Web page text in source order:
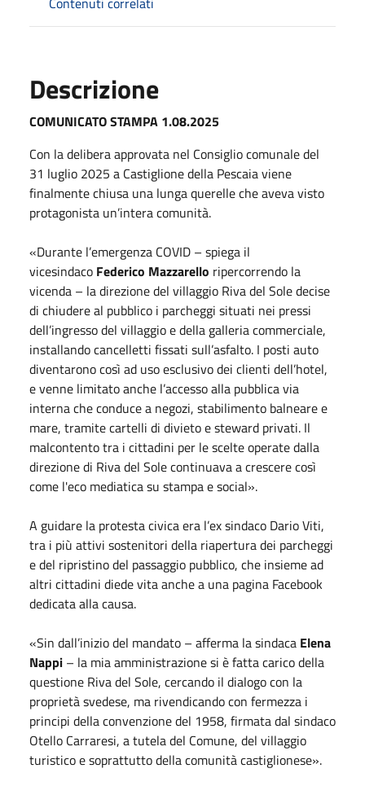
Descrizione
COMUNICATO STAMPA 1.08.2025
Con la delibera approvata nel Consiglio comunale del
31 luglio 2025 a Castiglione della Pescaia viene
finalmente chiusa una lunga querelle che aveva visto
protagonista un’intera comunità.
«Durante l’emergenza COVID – spiega il
vicesindaco Federico Mazzarello ripercorrendo la
vicenda – la direzione del villaggio Riva del Sole decise
di chiudere al pubblico i parcheggi situati nei pressi
dell’ingresso del villaggio e della galleria commerciale,
installando cancelletti fissati sull’asfalto. I posti auto
diventarono così ad uso esclusivo dei clienti dell’hotel,
e venne limitato anche l’accesso alla pubblica via
interna che conduce a negozi, stabilimento balneare e
mare, tramite cartelli di divieto e steward privati. Il
malcontento tra i cittadini per le scelte operate dalla
direzione di Riva del Sole continuava a crescere così
come l'eco mediatica su stampa e social».
A guidare la protesta civica era l’ex sindaco Dario Viti,
tra i più attivi sostenitori della riapertura dei parcheggi
e del ripristino del passaggio pubblico, che insieme ad
altri cittadini diede vita anche a una pagina Facebook
dedicata alla causa.
«Sin dall’inizio del mandato – afferma la sindaca Elena
Nappi – la mia amministrazione si è fatta carico della
questione Riva del Sole, cercando il dialogo con la
proprietà svedese, ma rivendicando con fermezza i
principi della convenzione del 1958, firmata dal sindaco
Otello Carraresi, a tutela del Comune, del villaggio
turistico e soprattutto della comunità castiglionese».